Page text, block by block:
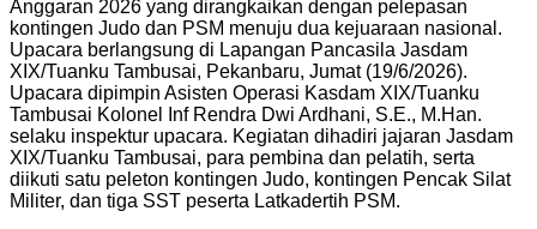
Anggaran 2026 yang dirangkaikan dengan pelepasan
kontingen Judo dan PSM menuju dua kejuaraan nasional.
Upacara berlangsung di Lapangan Pancasila Jasdam
XIX/Tuanku Tambusai, Pekanbaru, Jumat (19/6/2026).
Upacara dipimpin Asisten Operasi Kasdam XIX/Tuanku
Tambusai Kolonel Inf Rendra Dwi Ardhani, S.E., M.Han.
selaku inspektur upacara. Kegiatan dihadiri jajaran Jasdam
XIX/Tuanku Tambusai, para pembina dan pelatih, serta
diikuti satu peleton kontingen Judo, kontingen Pencak Silat
Militer, dan tiga SST peserta Latkadertih PSM.